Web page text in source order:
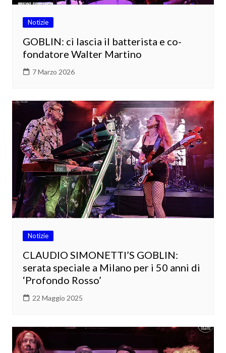
Notizie
GOBLIN: ci lascia il batterista e co-
fondatore Walter Martino
7 Marzo 2026
Notizie
CLAUDIO SIMONETTI’S GOBLIN:
serata speciale a Milano per i 50 anni di
‘Profondo Rosso’
22 Maggio 2025